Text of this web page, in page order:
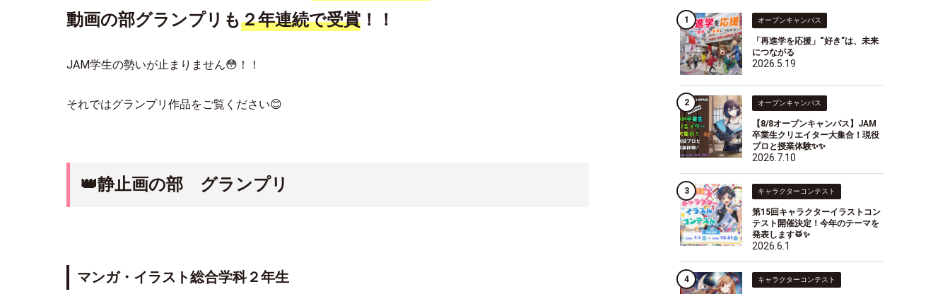
動画の部グランプリも２年連続で受賞！！
JAM学生の勢いが止まりません😳！！
それではグランプリ作品をご覧ください😊
👑静止画の部 グランプリ
マンガ・イラスト総合学科２年生
オープンキャンパス
「再進学を応援」“好き”は、未来
につながる
2026.5.19
オープンキャンパス
【8/8オープンキャンパス】JAM
卒業生クリエイター大集合！現役
プロと授業体験✨✨
2026.7.10
キャラクターコンテスト
第15回キャラクターイラストコン
テスト開催決定！今年のテーマを
発表します🥁✨
2026.6.1
キャラクターコンテスト